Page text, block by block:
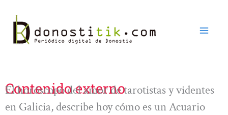
contenido
Contenido externo
El horóscopo del amor de tarotistas y videntes
en Galicia, describe hoy cómo es un Acuario